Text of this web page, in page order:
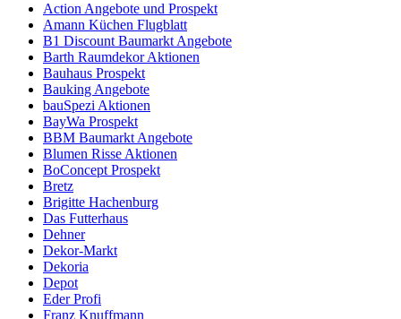
Action Angebote und Prospekt
Amann Küchen Flugblatt
B1 Discount Baumarkt Angebote
Barth Raumdekor Aktionen
Bauhaus Prospekt
Bauking Angebote
bauSpezi Aktionen
BayWa Prospekt
BBM Baumarkt Angebote
Blumen Risse Aktionen
BoConcept Prospekt
Bretz
Brigitte Hachenburg
Das Futterhaus
Dehner
Dekor-Markt
Dekoria
Depot
Eder Profi
Franz Knuffmann